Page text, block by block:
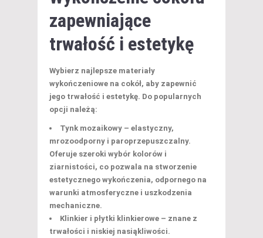
zapewniające
trwałość i estetykę
Wybierz najlepsze materiały
wykończeniowe na cokół, aby zapewnić
jego trwałość i estetykę. Do popularnych
opcji należą:
Tynk mozaikowy – elastyczny,
mrozoodporny i paroprzepuszczalny.
Oferuje szeroki wybór kolorów i
ziarnistości, co pozwala na stworzenie
estetycznego wykończenia, odpornego na
warunki atmosferyczne i uszkodzenia
mechaniczne.
Klinkier i płytki klinkierowe – znane z
trwałości i niskiej nasiąkliwości.